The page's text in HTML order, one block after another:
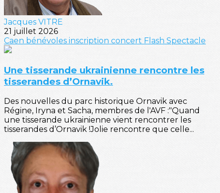
Jacques VITRE
21 juillet 2026
Caen bénévoles inscription concert Flash Spectacle
Une tisserande ukrainienne rencontre les
tisserandes d’Ornavik.
Des nouvelles du parc historique Ornavik avec
Régine, Iryna et Sacha, membres de l'AVF :"Quand
une tisserande ukrainienne vient rencontrer les
tisserandes d’Ornavik !Jolie rencontre que celle...